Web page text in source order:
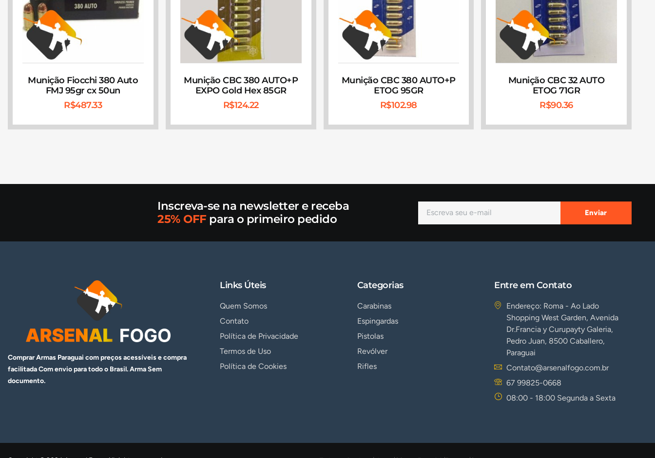
Munição Fiocchi 380 Auto
FMJ 95gr cx 50un
R$487.33
Munição CBC 380 AUTO+P
EXPO Gold Hex 85GR
R$124.22
Munição CBC 380 AUTO+P
ETOG 95GR
R$102.98
Munição CBC 32 AUTO
ETOG 71GR
R$90.36
Inscreva-se na newsletter e receba
25% OFF para o primeiro pedido Enviar
Comprar Armas Paraguai com preços acessíveis e compra
facilitada Com envio para todo o Brasil. ArmaSem
documento.
Links Úteis
Quem Somos
Contato
Política de Privacidade
Termos de Uso
Política de Cookies
Categorias
Carabinas
Espingardas
Pistolas
Revólver
Rifles
Entre em Contato
Endereço: Roma - Ao Lado
Shopping West Garden, Avenida
Dr.Francia y Curupayty Galeria,
Pedro Juan, 8500 Caballero,
Paraguai
Contato@arsenalfogo.com.br
67 99825-0668
08:00 - 18:00 Segunda a Sexta